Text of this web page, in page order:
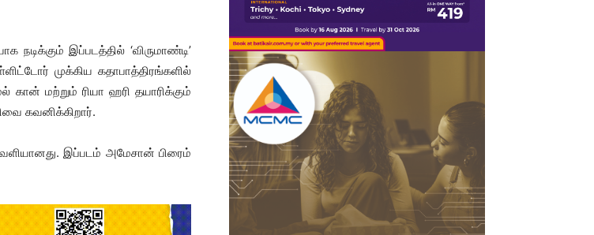
நடிக்கும் இப்படத்தில் ‘விருமாண்டி’
முக்கிய கதாபாத்திரங்களில்
கான் மற்றும் ரியா ஹரி தயாரிக்கும்
கவனிக்கிறார்.
இப்படம் அமேசான் பிரைம்